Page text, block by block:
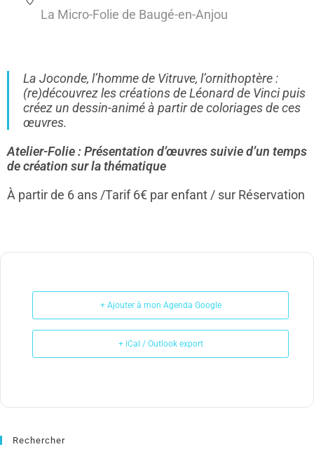
La Micro-Folie de Baugé-en-Anjou
La Joconde, l’homme de Vitruve, l’ornithoptère :
(re)découvrez les créations de Léonard de Vinci puis
créez un dessin-animé à partir de coloriages de ces
œuvres.
Atelier-Folie : Présentation d’œuvres suivie d’un temps
de création sur la thématique
À partir de 6 ans /Tarif 6€ par enfant / sur Réservation
+ Ajouter à mon Agenda Google
+ iCal / Outlook export
Rechercher